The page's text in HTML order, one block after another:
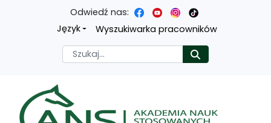
Przejdź
treści
głównej
Przejdź
menu
nawigacyjnego
Przejdź
wyszukiwarki
Przejdź
mapy
strony
Odwiedź nas:
Język
Wyszukiwarka pracowników
Szukaj
Akademia nauk